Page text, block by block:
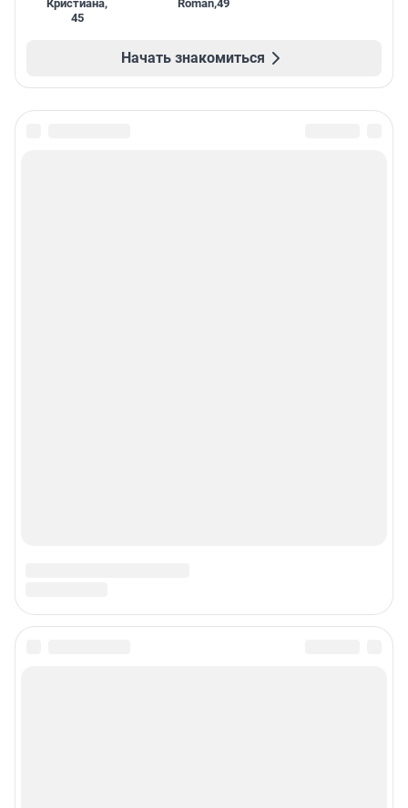
Кристиана,
45
Roman,49
Начать знакомиться